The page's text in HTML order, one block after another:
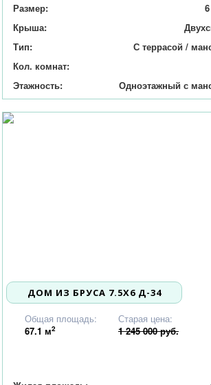
Размер:
Крыша:
Тип:
С террасой /
Кол. комнат:
Этажность:
Одноэтажный с
ДОМ ИЗ БРУСА 7.5X6 Д-34
Старая цена:
1 245 000 руб.
Общая площадь:
67.1 м2